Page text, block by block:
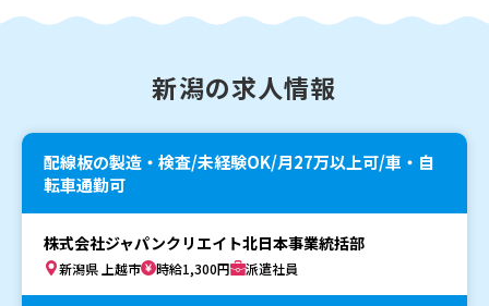
新潟の求人情報
配線板の製造・検査/未経験OK/月27万以上可/車・自
転車通勤可
株式会社ジャパンクリエイト北日本事業統括部
新潟県 上越市 時給1,300円 派遣社員